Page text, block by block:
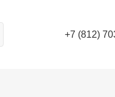
+7 (812)